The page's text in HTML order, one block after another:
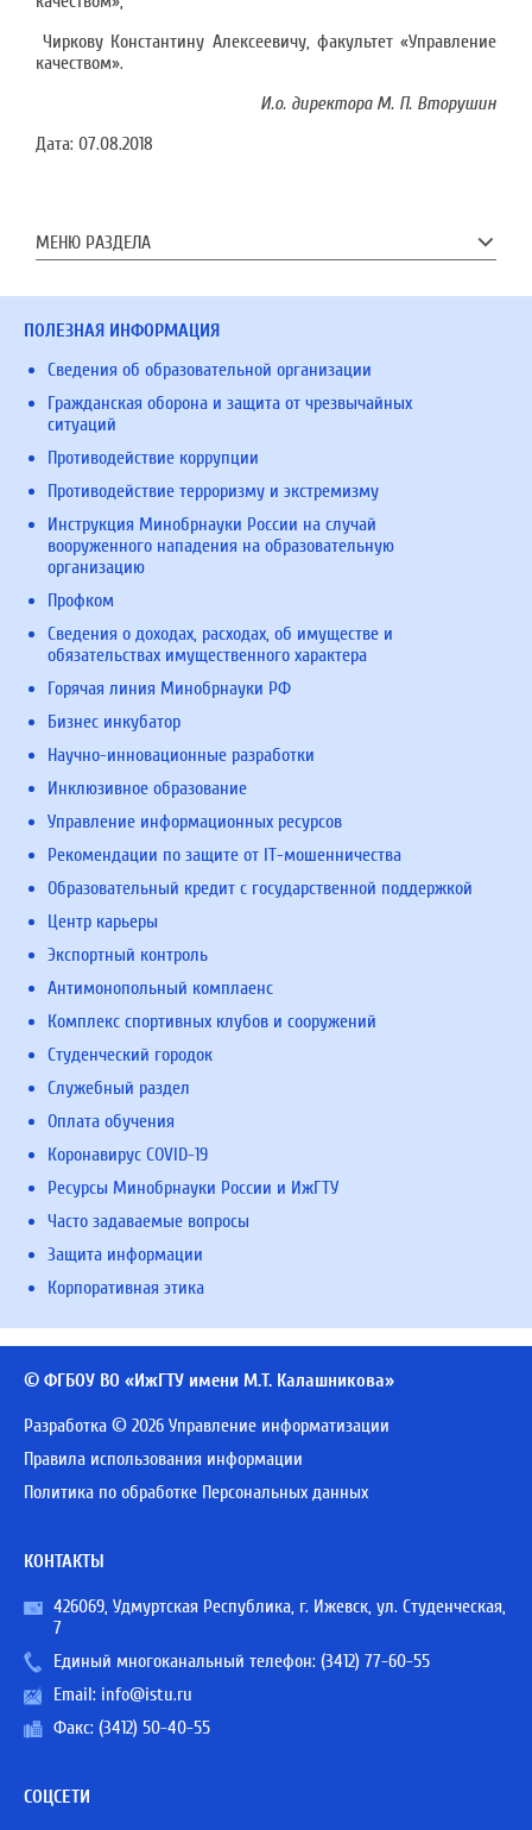
Чиркову Константину Алексеевичу, факультет «Управление
качеством».
И.о. директора М. П. Вторушин
Дата: 07.08.2018
МЕНЮ РАЗДЕЛА
ПОЛЕЗНАЯ ИНФОРМАЦИЯ
Сведения об образовательной организации
Гражданская оборона и защита от чрезвычайных
ситуаций
Противодействие коррупции
Противодействие терроризму и экстремизму
Инструкция Минобрнауки России на случай
вооруженного нападения на образовательную
организацию
Профком
Сведения о доходах, расходах, об имуществе и
обязательствах имущественного характера
Горячая линия Минобрнауки РФ
Бизнес инкубатор
Научно-инновационные разработки
Инклюзивное образование
Управление информационных ресурсов
Рекомендации по защите от IT-мошенничества
Образовательный кредит с государственной поддержкой
Центр карьеры
Экспортный контроль
Антимонопольный комплаенс
Комплекс спортивных клубов и сооружений
Студенческий городок
Служебный раздел
Оплата обучения
Коронавирус COVID-19
Ресурсы Минобрнауки России и ИжГТУ
Часто задаваемые вопросы
Защита информации
Корпоративная этика
© ФГБОУ ВО «ИжГТУ имени М.Т. Калашникова»
Разработка © 2026 Управление информатизации
Правила использования информации
Политика по обработке Персональных данных
КОНТАКТЫ
426069, Удмуртская Республика, г. Ижевск, ул. Студенческая,
7
Единый многоканальный телефон: (3412) 77-60-55
Email: info@istu.ru
Факс: (3412) 50-40-55
СОЦСЕТИ